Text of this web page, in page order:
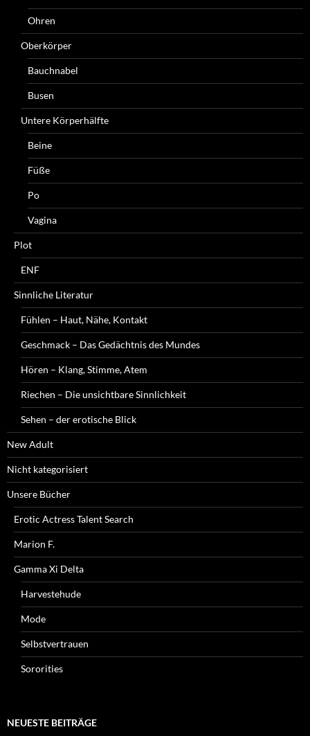
Ohren
Oberkörper
Bauchnabel
Busen
Untere Körperhälfte
Beine
Füße
Po
Vagina
Plot
ENF
Sinnliche Literatur
Fühlen – Haut, Nähe, Kontakt
Geschmack – Das Gedächtnis des Mundes
Hören – Klang, Stimme, Atem
Riechen – Die unsichtbare Sinnlichkeit
Sehen – der erotische Blick
New Adult
Nicht kategorisiert
Unsere Bücher
Erotic Actress Talent Search
Marion F.
Gamma Xi Delta
Harvestehude
Mode
Selbstvertrauen
Sororities
NEUESTE BEITRÄGE